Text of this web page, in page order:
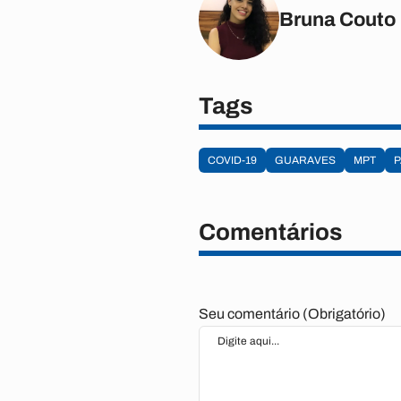
Bruna Couto
Tags
COVID-19 GUARAVES MPT
Comentários
Seu comentário (Obrigatório)